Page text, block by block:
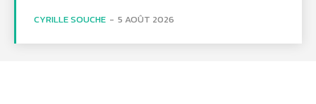
CYRILLE SOUCHE - 5 AOÛT 2026